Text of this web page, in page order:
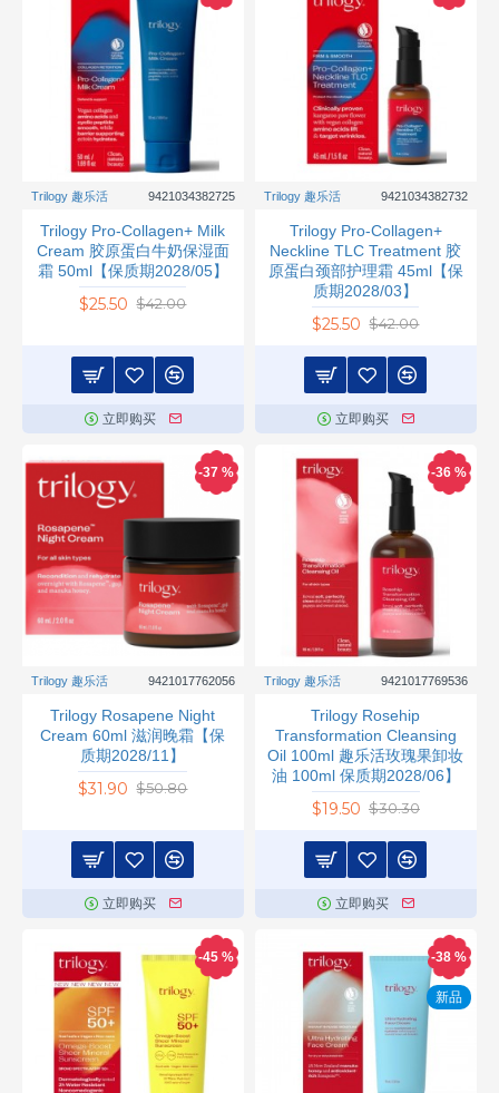
Trilogy 趣乐活 9421034382725
Trilogy Pro-Collagen+ Milk
Cream 胶原蛋白牛奶保湿面
霜 50ml【保质期2028/05】
$25.50 $42.00
立即购买
Trilogy 趣乐活 9421034382732
Trilogy Pro-Collagen+
Neckline TLC Treatment 胶
原蛋白颈部护理霜 45ml【保
质期2028/03】
$25.50 $42.00
立即购买
-37 %
Trilogy 趣乐活 9421017762056
Trilogy Rosapene Night
Cream 60ml 滋润晚霜【保
质期2028/11】
$31.90 $50.80
立即购买
-36 %
Trilogy 趣乐活 9421017769536
Trilogy Rosehip
Transformation Cleansing
Oil 100ml 趣乐活玫瑰果卸妆
油 100ml 保质期2028/06】
$19.50 $30.30
立即购买
-45 %
新品
-38 %